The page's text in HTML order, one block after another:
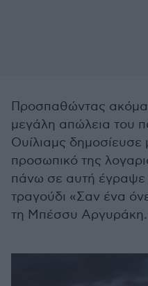
Προσπαθώντας ακόμα
μεγάλη απώλεια του
Ουίλιαμς
προσωπικό της
πάνω σε αυτή έγραψε
τραγούδι «Σαν ένα
τη Μπέσσυ Αργυράκη.